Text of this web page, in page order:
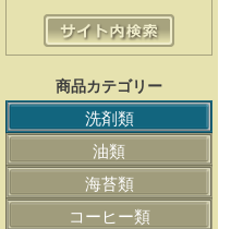
商品カテゴリー
洗剤類
油類
海苔類
コーヒー類